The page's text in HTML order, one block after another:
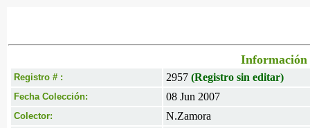
Información
Registro # : 2957 (Registro sin editar)
Fecha Colección: 08 Jun 2007
Colector: N.Zamora